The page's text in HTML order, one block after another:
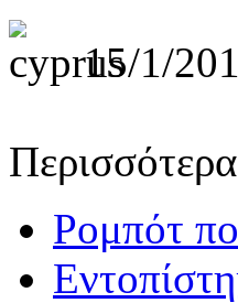
15/1/
Περισσότερα
Ρομπότ